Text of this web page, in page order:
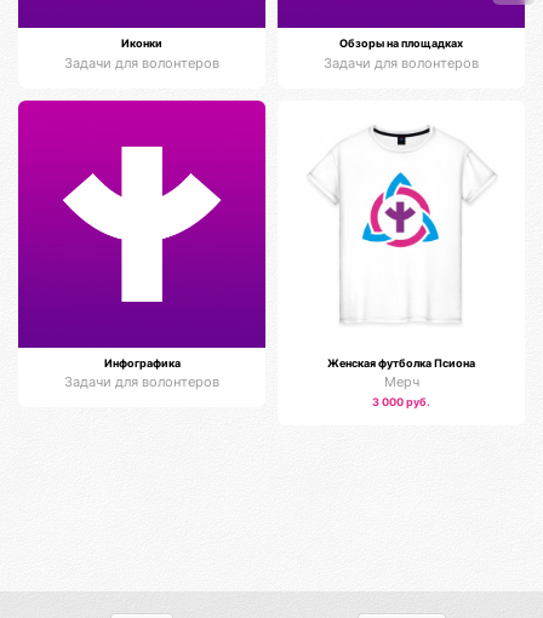
Иконки
Задачи для волонтеров
Обзоры на площадках
Задачи для волонтеров
Инфографика
Задачи для волонтеров
Женская футболка Псиона
Мерч
3 000 руб.